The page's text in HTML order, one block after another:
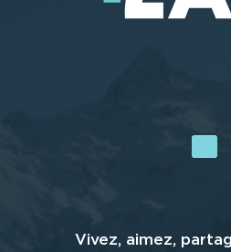
Vivez, aimez,